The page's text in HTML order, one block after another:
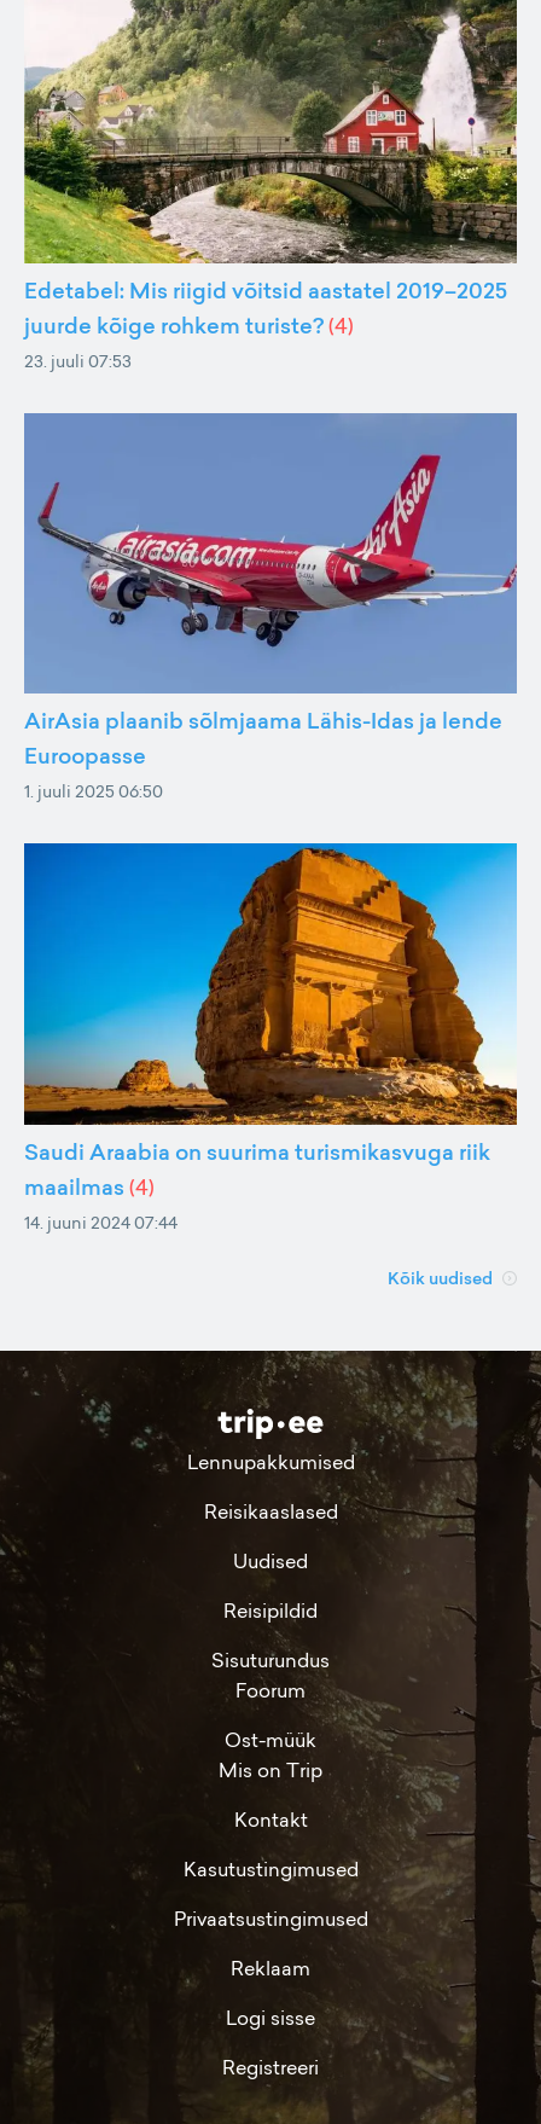
Edetabel: Mis riigid võitsid aastatel 2019–2025
juurde kõige rohkem turiste?(4)
23. juuli 07:53
AirAsia plaanib sõlmjaama Lähis-Idas ja lende
Euroopasse
1. juuli 2025 06:50
Saudi Araabia on suurima turismikasvuga riik
maailmas (4)
14. juuni 2024 07:44
Kõik uudised
Lennupakkumised
Reisikaaslased
Uudised
Reisipildid
Sisuturundus
Foorum
Ost-müük
Mis on Trip
Kontakt
Kasutustingimused
Privaatsustingimused
Reklaam
Logi sisse
Registreeri